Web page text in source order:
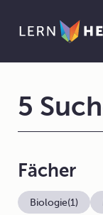
5
Fächer
Biologie(1)